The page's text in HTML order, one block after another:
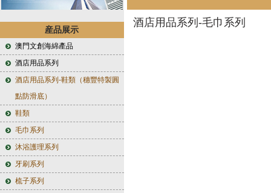
産品展示
澳門文創海綿產品
酒店用品系列
酒店用品系列-鞋類（穗豐特製圓
點防滑底）
鞋類
毛巾系列
沐浴護理系列
牙刷系列
梳子系列
酒店用品系列-毛巾系列